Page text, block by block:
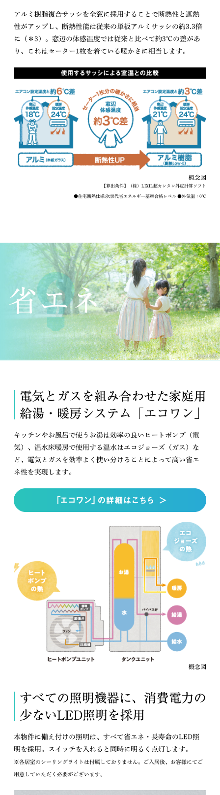
アルミ樹脂複合サッシを全窓に採用することで断熱性と遮熱
性がアップし、断熱性能は従来の単板アルミサッシの約3.3倍
に（＊3）。窓辺の体感温度では従来と比べて約3℃の差があ
り、これはセーター1枚を着ている暖かさに相当します。
概念図
【算出条件】（株）LIXIL超カンタン外皮計算ソフト
●住宅断熱仕様:次世代省エネルギー基準合格レベル ●外気温：0℃
Image Photo
キッチンやお風呂で使うお湯は効率の良いヒートポンプ（電
気）、温水床暖房で使用する温水はエコジョーズ（ガス）な
ど、電気とガスを効率よく使い分けることによって高い省エ
ネ性を実現します。
概念図
本物件に備え付けの照明は、すべて省エネ・長寿命のLED照
明を採用。スイッチを入れると同時に明るく点灯します。
※各居室のシーリングライトは付属しておりません。ご入居後、お客様にてご
用意していただく必要がございます。